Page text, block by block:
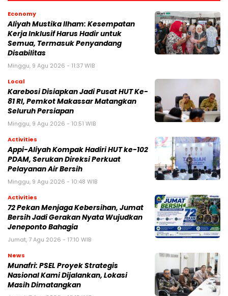
Economy
Aliyah Mustika Ilham: Kesempatan
Kerja Inklusif Harus Hadir untuk
Semua, Termasuk Penyandang
Disabilitas
Minggu, 9 Agu 2026 - 11:37 WIB
Local
Karebosi Disiapkan Jadi Pusat HUT Ke-
81 RI, Pemkot Makassar Matangkan
Seluruh Persiapan
Minggu, 9 Agu 2026 - 10:51 WIB
Activities
Appi-Aliyah Kompak Hadiri HUT ke-102
PDAM, Serukan Direksi Perkuat
Pelayanan Air Bersih
Minggu, 9 Agu 2026 - 10:48 WIB
Activities
72 Pekan Menjaga Kebersihan, Jumat
Bersih Jadi Gerakan Nyata Wujudkan
Jeneponto Bahagia
Jumat, 7 Agu 2026 - 17:10 WIB
News
Munafri: PSEL Proyek Strategis
Nasional Kami Dijalankan, Lokasi
Masih Dimatangkan